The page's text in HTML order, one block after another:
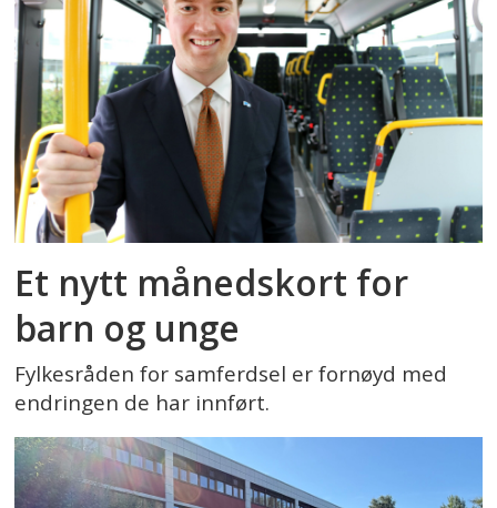
Et nytt månedskort for
barn og unge
Fylkesråden for samferdsel er fornøyd med
endringen de har innført.